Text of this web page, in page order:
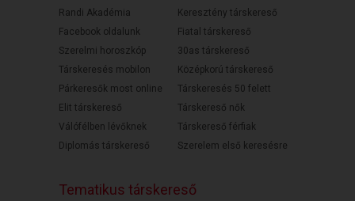
Randi Akadémia
Facebook oldalunk
Szerelmi horoszkóp
Társkeresés mobilon
Párkeresők most online
Elit társkereső
Válófélben lévőknek
Diplomás társkereső
Keresztény társkereső
Fiatal társkereső
30as társkereső
Középkorú társkereső
Társkeresés 50 felett
Társkereső nők
Társkereső férfiak
Szerelem első keresésre
Tematikus társkereső